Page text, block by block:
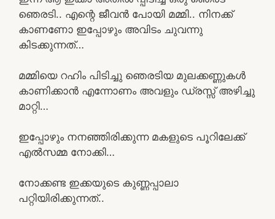
ഞെരടി.. എന്റെ ജീവൻ പോയി മമ്മി.. നിനക്ക്
കാണണോ ഇപ്പോഴും അവിടം ചുവന്നു
കിടക്കുന്നത്…
മമ്മിയെ റഹിം പിടിച്ചു ഞെരടിയ മുലക്കണ്ണുകൾ
കാണിക്കാൻ എന്നോണം അവളും ഡ്രസ്സ് അഴിച്ചു
മാറ്റി…
ഇപ്പോഴും നനഞ്ഞിരിക്കുന്ന മകളുടെ പൂറിലേക്ക്
എൽസമ്മ നോക്കി…
നോക്കണ്ട ഇക്കയുടെ കുണ്ണപ്പാലാ
പറ്റിയിരിക്കുന്നത്..